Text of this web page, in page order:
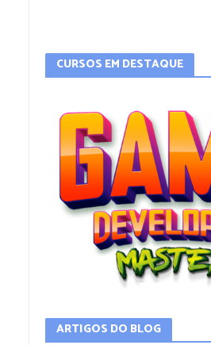
CURSOS EM DESTAQUE
ARTIGOS DO BLOG